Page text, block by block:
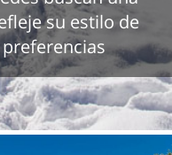
su estilo de